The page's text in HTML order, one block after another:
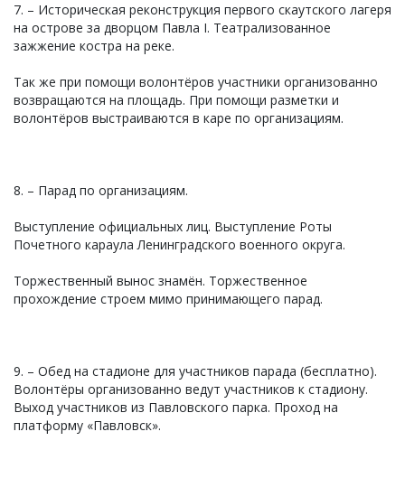
7. – Историческая реконструкция первого скаутского лагеря
на острове за дворцом Павла I. Театрализованное
зажжение костра на реке.
Так же при помощи волонтёров участники организованно
возвращаются на площадь. При помощи разметки и
волонтёров выстраиваются в каре по организациям.
8. – Парад по организациям.
Выступление официальных лиц. Выступление Роты
Почетного караула Ленинградского военного округа.
Торжественный вынос знамён. Торжественное
прохождение строем мимо принимающего парад.
9. – Обед на стадионе для участников парада (бесплатно).
Волонтёры организованно ведут участников к стадиону.
Выход участников из Павловского парка. Проход на
платформу «Павловск».